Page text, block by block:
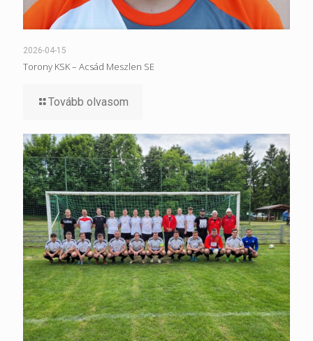
2026-04-15
Torony KSK – Acsád Meszlen SE
Tovább olvasom